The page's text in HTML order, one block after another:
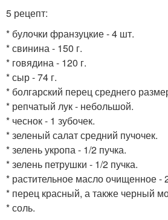
5 рецепт:
* булочки франзуцкие - 4 шт.
* свинина - 150 г.
* говядина - 120 г.
* сыр - 74 г.
* болгарский перец среднего
* репчатый лук - небольшой.
* чеснок - 1 зубочек.
* зеленый салат средний пучочек.
* зелень укропа - 1/2 пучка.
* зелень петрушки - 1/2 пучка.
* растительное масло очищенное -
* перец красный, а также черный
* соль.